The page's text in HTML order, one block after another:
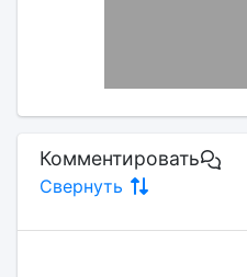
Комментировать
Свернуть